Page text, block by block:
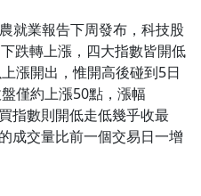
就業報告下周發布，科技股
跌轉上漲，四大指數皆開低
漲開出，惟開高後碰到5日
僅約上漲50點，漲幅
指數則開低走低幾乎收最
成交量比前一個交易日一增